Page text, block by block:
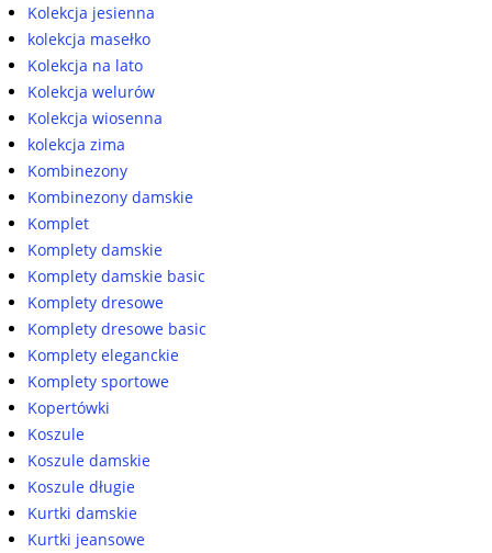
Kolekcja jesienna
kolekcja masełko
Kolekcja na lato
Kolekcja welurów
Kolekcja wiosenna
kolekcja zima
Kombinezony
Kombinezony damskie
Komplet
Komplety damskie
Komplety damskie basic
Komplety dresowe
Komplety dresowe basic
Komplety eleganckie
Komplety sportowe
Kopertówki
Koszule
Koszule damskie
Koszule długie
Kurtki damskie
Kurtki jeansowe